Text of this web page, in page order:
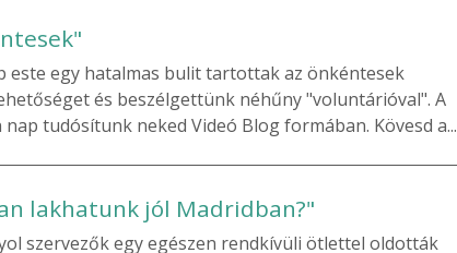
este egy hatalmas bulit tartottak az önkéntesek
és beszélgettünk néhűny "voluntárióval". A
tudósítunk neked Videó Blog formában. Kövesd a...
lakhatunk jól Madridban?"
szervezők egy egészen rendkívüli ötlettel oldották